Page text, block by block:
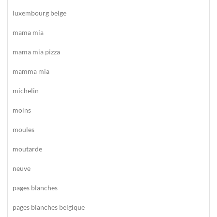
luxembourg belge
mama mia
mama mia pizza
mamma mia
michelin
moins
moules
moutarde
neuve
pages blanches
pages blanches belgique